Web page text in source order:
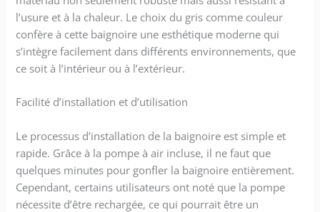
l’usure et à la chaleur. Le choix du gris comme couleur
confère à cette baignoire une esthétique moderne qui
s’intègre facilement dans différents environnements, que
ce soit à l’intérieur ou à l’extérieur.
Facilité d’installation et d’utilisation
Le processus d’installation de la baignoire est simple et
rapide. Grâce à la pompe à air incluse, il ne faut que
quelques minutes pour gonfler la baignoire entièrement.
Cependant, certains utilisateurs ont noté que la pompe
nécessite d’être rechargée, ce qui pourrait être un